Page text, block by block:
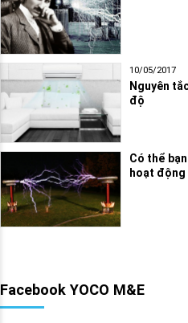
10/05/2017
Nguyên
độ
Có thể
hoạt động
Facebook YOCO M&E